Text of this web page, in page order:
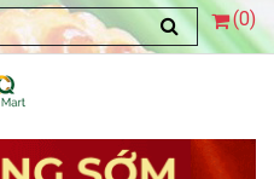
(0)